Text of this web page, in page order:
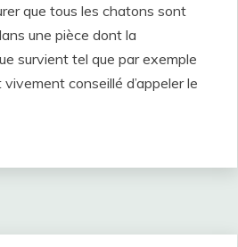
que tous les chatons sont
une pièce dont la
survient tel que par exemple
conseillé d’appeler le